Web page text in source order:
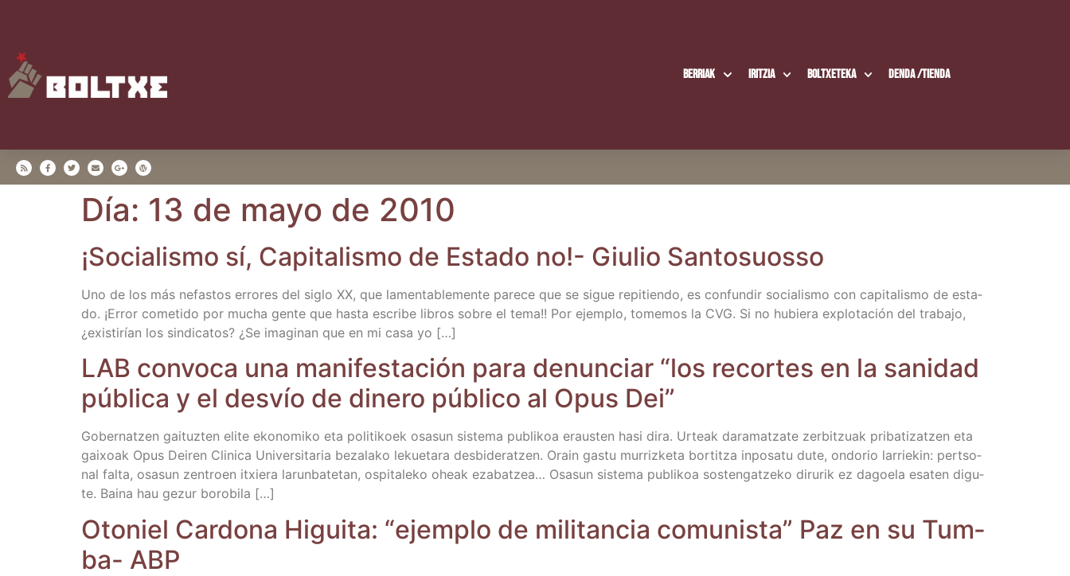
Berriak Iritzia Boltxe­te­ka Den­da /​Tien­da
Día: 13 de mayo de 2010
¡Socia­lis­mo sí, Capi­ta­lis­mo de Esta­do no!- Giu­lio Santosuosso
Uno de los más nefas­tos erro­res del siglo XX, que lamen­ta­ble­men­te pare­ce que se sigue repi­tien­do, es con­fun­dir socia­lis­mo con capi­ta­lis­mo de esta­
do. ¡Error come­ti­do por mucha gen­te que has­ta escri­be libros sobre el tema!! Por ejem­plo, tome­mos la CVG. Si no hubie­ra explo­ta­ción del tra­ba­jo,
¿exis­ti­rían los sin­di­ca­tos? ¿Se ima­gi­nan que en mi casa yo […]
LAB con­vo­ca una mani­fes­ta­ción para denun­ciar “los recor­tes en la sani­dad
públi­ca y el des­vío de dine­ro públi­co al Opus Dei”
Gober­natzen gai­tuz­ten eli­te eko­no­mi­ko eta poli­ti­koek osa­sun sis­te­ma publi­koa eraus­ten hasi dira. Urteak dara­matza­te zer­bitzuak pri­ba­ti­zatzen eta
gai­xoak Opus Dei­ren Cli­ni­ca Uni­ver­si­ta­ria beza­la­ko lekue­ta­ra des­bi­de­ratzen. Orain gas­tu murriz­ke­ta bor­titza inpo­sa­tu dute, ondo­rio larrie­kin: per­tso­
nal fal­ta, osa­sun zen­troen itxie­ra larun­ba­te­tan, ospi­ta­le­ko oheak eza­batzea… Osa­sun sis­te­ma publi­koa sos­ten­gatze­ko diru­rik ez dagoe­la esa­ten digu­
te. Bai­na hau gezur borobila […]
Oto­niel Car­do­na Higui­ta: “ejem­plo de mili­tan­cia comu­nis­ta” Paz en su Tum­
ba- ABP